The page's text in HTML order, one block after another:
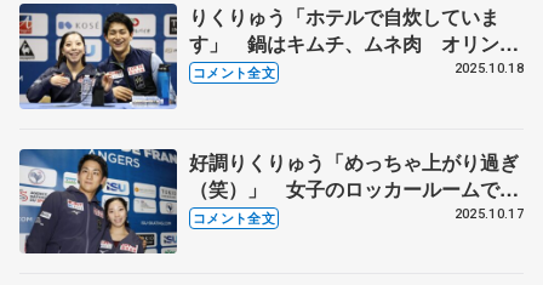
りくりゅう「ホテルで自炊していま
す」 鍋はキムチ、ムネ肉 オリンピ
ック見据えた徹底の時差対策も【GP
コメント全文 2025.10.18
好調りくりゅう「めっちゃ上がり過ぎ
（笑）」 女子のロッカールームで盛
り上がった話題とは【GPフランス大
コメント全文 2025.10.17